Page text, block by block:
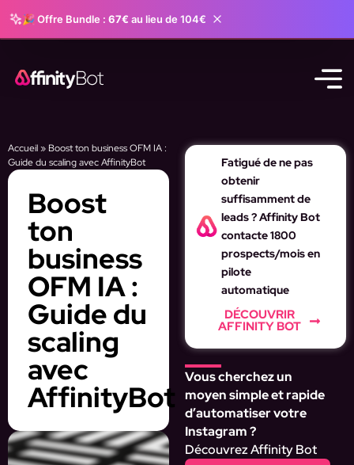
🎉 Offre Bundle : 67€ au lieu de 104€
Accueil» Boost ton business OFM IA :
Guide du scaling avec AffinityBot
Boost
ton
business
OFM IA :
Guide du
scaling
avec
AffinityBot
Fatigué de ne pas
obtenir
suffisamment de
leads ? Affinity Bot
contacte 1800
prospects/mois en
pilote
automatique
DÉCOUVRIR
AFFINITY BOT
Vous cherchez un
moyen simple et rapide
d’automatiser votre
Instagram ?
Découvrez Affinity Bot